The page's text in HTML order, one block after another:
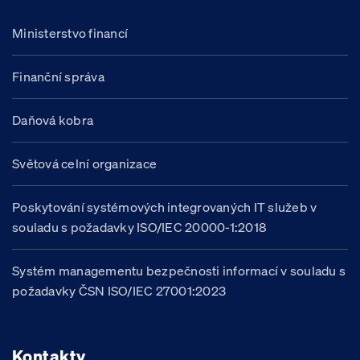
Ministerstvo financí
Finanční správa
Daňová kobra
Světová celní organizace
Poskytování systémových integrovaných IT služeb v
souladu s požadavky ISO/IEC 20000-1:2018
Systém managementu bezpečnosti informací v souladu s
požadavky ČSN ISO/IEC 27001:2023